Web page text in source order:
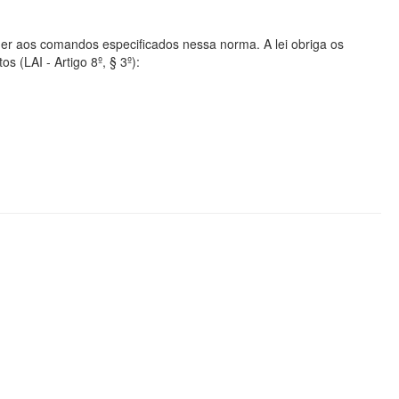
aos comandos especificados nessa norma. A lei obriga os
(LAI - Artigo 8º, § 3º):